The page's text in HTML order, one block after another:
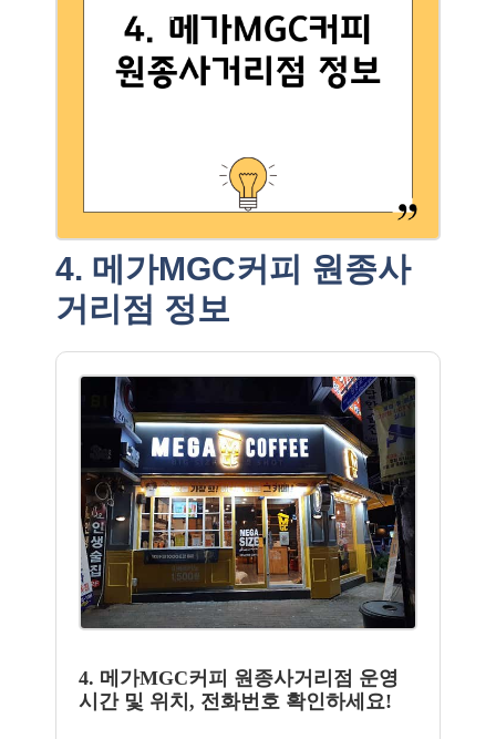
4. 메가MGC커피 원종사
거리점 정보
4. 메가MGC커피 원종사거리점 운영
시간 및 위치, 전화번호 확인하세요!